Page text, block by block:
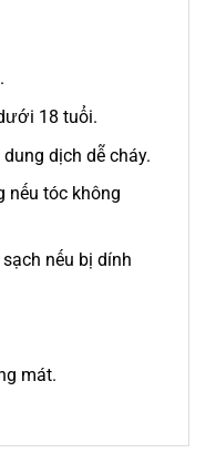
18 tuổi.
dịch dễ cháy.
nếu tóc không
nếu bị dính
mát.